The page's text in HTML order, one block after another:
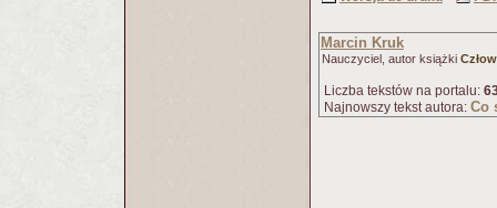
Marcin Kruk
Nauczyciel, autor książki
Liczba tekstów na portalu:
Najnowszy tekst autora: Co